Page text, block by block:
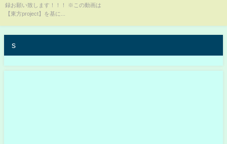
録お願い致します！！！ ※この動画は
【東方project】を基に...
s